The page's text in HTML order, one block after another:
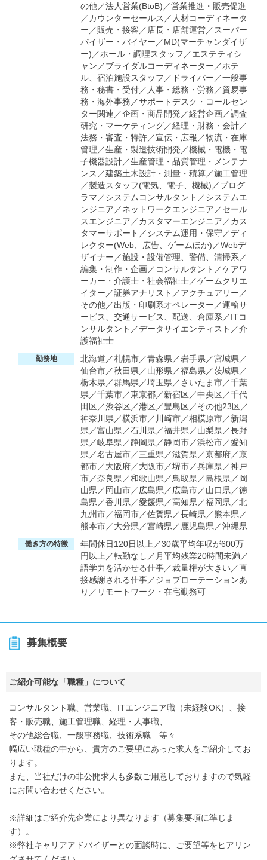
の他／法人営業(BtoB)／営業推進・販売促進
／カウンターセールス／人材コーディネータ
ー／販売・接客／店長・店舗運営／スーパー
バイザー・バイヤー／MD(マーチャンダイザ
ー)／ホール・調理スタッフ／エステティシ
ャン／ブライダルコーディネーター／ホテ
ル、宿泊施設スタッフ／ドライバー／一般事
務・秘書・受付／人事・総務・労務／貿易事
務・海外事務／サポートデスク・コールセン
ター関連／企画・商品開発／経営企画／調査
研究・マーケティング／経理・財務・会計／
法務・審査・特許／宣伝・広報／物流・在庫
管理／生産・製造技術開発／機械・電機・電
子機器設計／生産管理・品質管理・メンテナ
ンス／建築土木設計・測量・積算／施工管理
／製造スタッフ(電気、電子、機械)／プログ
ラマ／システムコンサルタント／システムエ
ンジニア／ネットワークエンジニア／セール
スエンジニア／カスタマーエンジニア／カス
タマーサポート／システム運用・保守／ディ
レクター(Web、広告、ゲームほか)／Webデ
ザイナー／施設・設備管理、警備、清掃系／
編集・制作・企画／コンサルタント／ケアワ
ーカー・介護士・社会福祉士／ゲームクリエ
イター／証券アナリスト／アクチュアリー／
その他／出版・印刷系オペレーター／運輸サ
ービス、交通サービス、配送、倉庫系／ITコ
ンサルタント／データサイエンティスト／介
護福祉士
勤務地
北海道／札幌市／青森県／岩手県／宮城県／
仙台市／秋田県／山形県／福島県／茨城県／
栃木県／群馬県／埼玉県／さいたま市／千葉
県／千葉市／東京都／新宿区／中央区／千代
田区／渋谷区／港区／豊島区／その他23区／
神奈川県／横浜市／川崎市／相模原市／新潟
県／富山県／石川県／福井県／山梨県／長野
県／岐阜県／静岡県／静岡市／浜松市／愛知
県／名古屋市／三重県／滋賀県／京都府／京
都市／大阪府／大阪市／堺市／兵庫県／神戸
市／奈良県／和歌山県／鳥取県／島根県／岡
山県／岡山市／広島県／広島市／山口県／徳
島県／香川県／愛媛県／高知県／福岡県／北
九州市／福岡市／佐賀県／長崎県／熊本県／
熊本市／大分県／宮崎県／鹿児島県／沖縄県
働き方の特徴
年間休日120日以上／30歳平均年収が600万
円以上／転勤なし／月平均残業20時間未満／
語学力を活かせる仕事／裁量権が大きい／直
接感謝される仕事／ジョブローテーションあ
り／リモートワーク・在宅勤務可
募集概要
ご紹介可能な「職種」について
コンサルタント職、営業職、ITエンジニア職（未経験OK）、接
客・販売職、施工管理職、経理・人事職、
その他総合職、一般事務職、技術系職 等々
幅広い職種の中から、貴方のご要望にあった求人をご紹介してお
ります。
また、当社だけの非公開求人も多数ご用意しておりますので気軽
にお問い合わせください。
※詳細はご紹介先企業により異なります（募集要項に準じま
す）。
※弊社キャリアアドバイザーとの面談時に、ご要望等をヒアリン